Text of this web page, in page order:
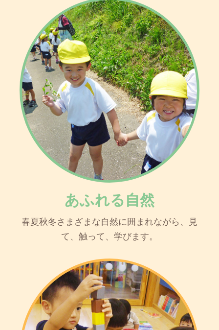
あふれる自然
春夏秋冬さまざまな自然に囲まれながら、見
て、触って、学びます。